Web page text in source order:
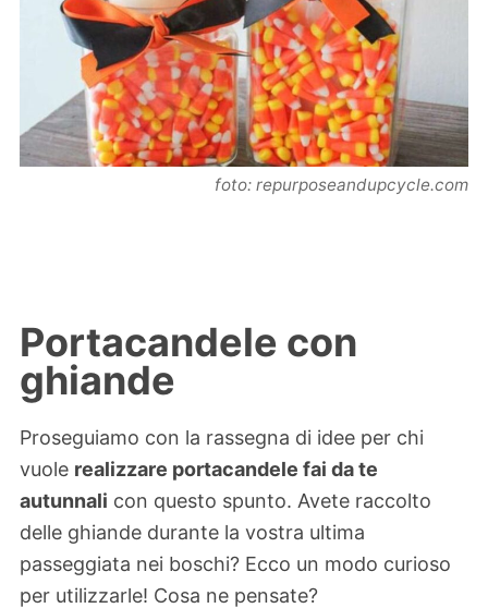
foto: repurposeandupcycle.com
Portacandele con
ghiande
Proseguiamo con la rassegna di idee per chi
vuole realizzare portacandele fai da te
autunnali con questo spunto. Avete raccolto
delle ghiande durante la vostra ultima
passeggiata nei boschi? Ecco un modo curioso
per utilizzarle! Cosa ne pensate?